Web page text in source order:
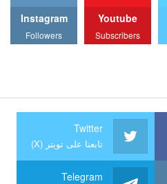
Youtube
Subscribers
Instagram
Followers
Twitter
تابعنا على تويتر (X)
Telegram